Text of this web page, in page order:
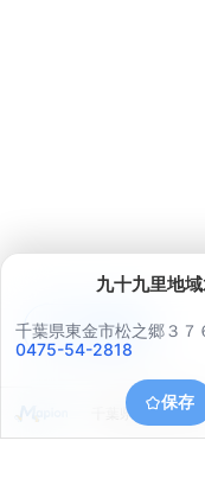
九十九里地
千葉県東金市松之郷３７
0475-54-2818
保存
千葉県東金市松
アプリで見る